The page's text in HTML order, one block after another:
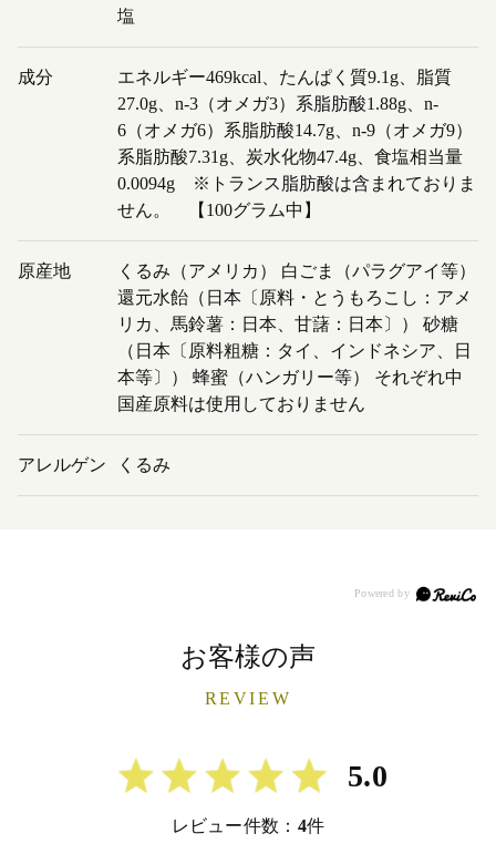
塩
成分
エネルギー469kcal、たんぱく質9.1g、脂質
27.0g、n-3（オメガ3）系脂肪酸1.88g、n-
6（オメガ6）系脂肪酸14.7g、n-9（オメガ9）
系脂肪酸7.31g、炭水化物47.4g、食塩相当量
0.0094g ※トランス脂肪酸は含まれておりま
せん。 【100グラム中】
原産地
くるみ（アメリカ） 白ごま（パラグアイ等）
還元水飴（日本〔原料・とうもろこし：アメ
リカ、馬鈴薯：日本、甘藷：日本〕） 砂糖
（日本〔原料粗糖：タイ、インドネシア、日
本等〕） 蜂蜜（ハンガリー等） それぞれ中
国産原料は使用しておりません
アレルゲン くるみ
お客様の声
REVIEW
5.0
レビュー件数： 4件